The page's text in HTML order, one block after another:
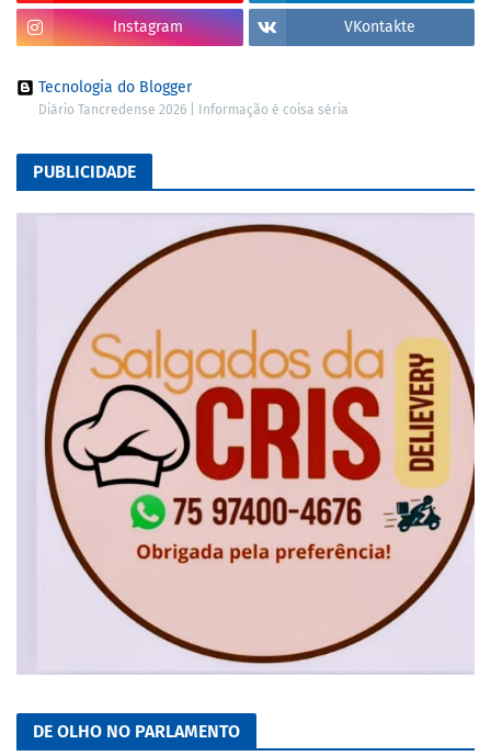
Instagram VKontakte
Tecnologia do Blogger
Diário Tancredense 2026 | Informação é coisa séria
PUBLICIDADE
DE OLHO NO PARLAMENTO